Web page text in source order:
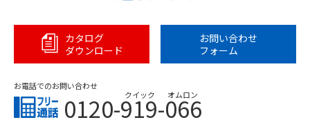
カタログ
ダウンロード
お問い合わせ
フォーム
お電話でのお問い合わせ
0120-919-066
クイック オムロン